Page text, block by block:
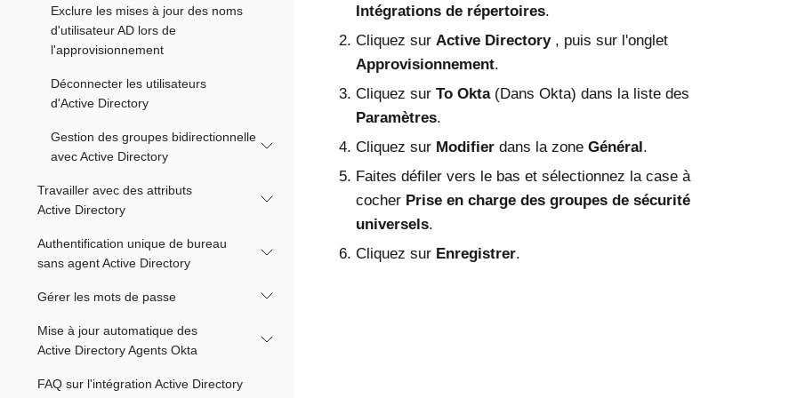
Exclure les mises à jour des noms
d'utilisateur AD lors de
l'approvisionnement
Déconnecter les utilisateurs
d'Active Directory
Gestion des groupes bidirectionnelle
avec Active Directory
Travailler avec des attributs
Active Directory
Authentification unique de bureau
sans agent Active Directory
Gérer les mots de passe
Mise à jour automatique des
Active Directory Agents Okta
FAQ sur l'intégration Active Directory
Intégrations de répertoires.
Cliquez sur Active Directory , puis sur l'onglet
Approvisionnement.
Cliquez sur To Okta(Dans Okta) dans la liste des
Paramètres.
Cliquez sur Modifierdans la zone Général.
Faites défiler vers le bas et sélectionnez la case à
cocher Prise en charge des groupes de sécurité
universels.
Cliquez sur Enregistrer.